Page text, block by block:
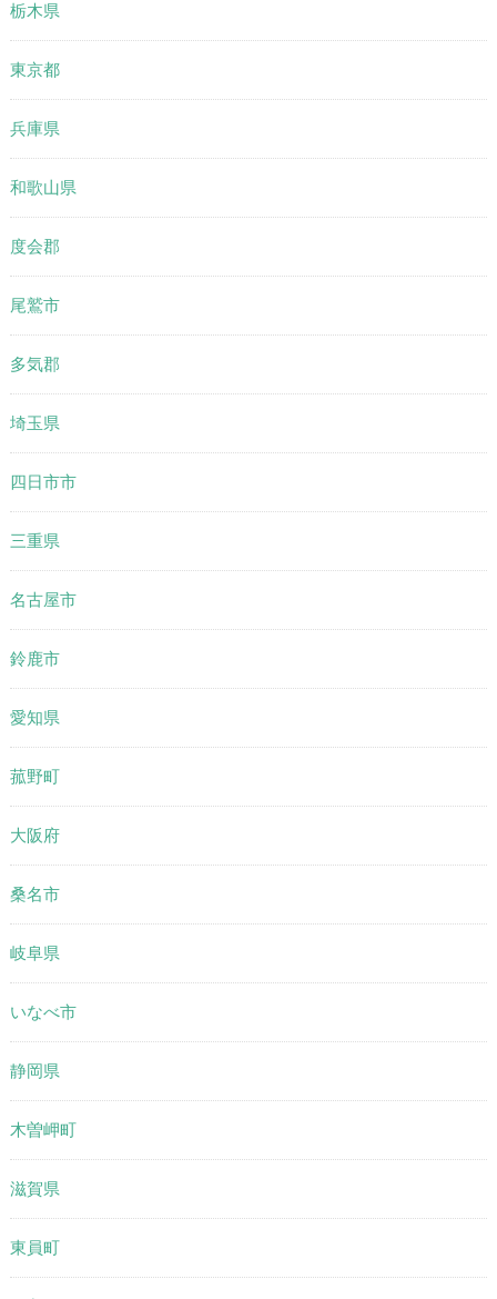
栃木県
東京都
兵庫県
和歌山県
度会郡
尾鷲市
多気郡
埼玉県
四日市市
三重県
名古屋市
鈴鹿市
愛知県
菰野町
大阪府
桑名市
岐阜県
いなべ市
静岡県
木曽岬町
滋賀県
東員町